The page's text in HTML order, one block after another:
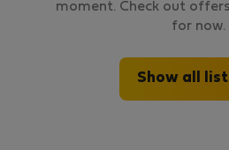
moment. Check out
for now.
Show all